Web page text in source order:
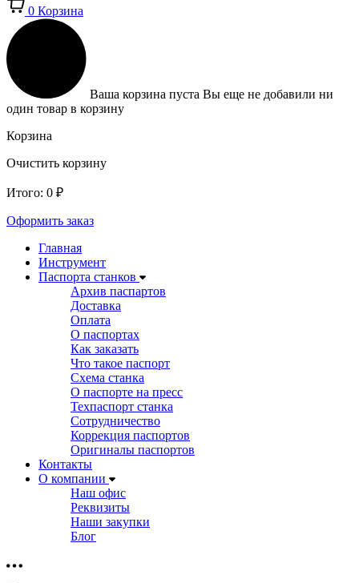
0 Корзина
Ваша корзина пуста Вы еще не добавили ни
один товар в корзину
Корзина
Очистить корзину
Итого: 0 ₽
Оформить заказ
Главная
Инструмент
Паспорта станков
Архив паспартов
Доставка
Оплата
О паспортах
Как заказать
Что такое паспорт
Схема станка
О паспорте на пресс
Техпаспорт станка
Сотрудничество
Коррекция паспортов
Оригиналы паспортов
Контакты
О компании
Наш офис
Реквизиты
Наши закупки
Блог